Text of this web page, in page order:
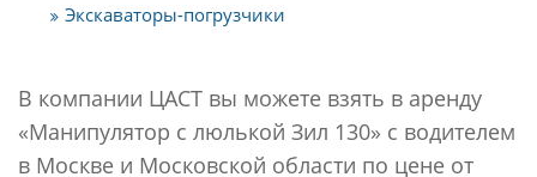
Экскаваторы-погрузчики
В компании ЦАСТ вы можете взять в аренду
«Манипулятор с люлькой Зил 130» с водителем
в Москве и Московской области по цене от